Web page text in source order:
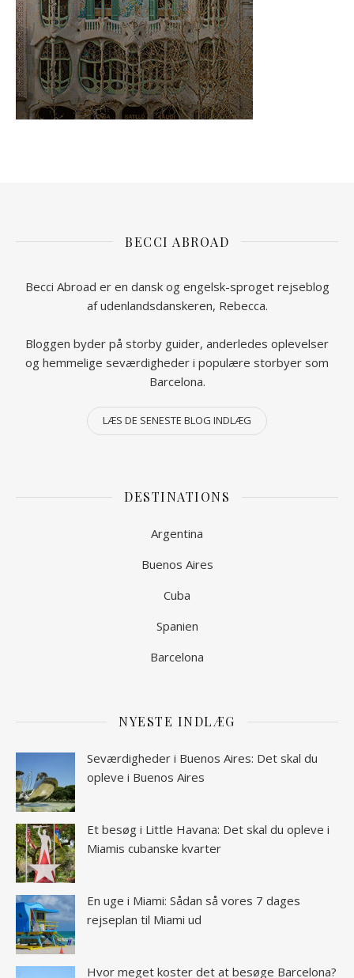
BECCI ABROAD
Becci Abroad er en dansk og engelsk-sproget rejseblog
af udenlandsdanskeren, Rebecca.
Bloggen byder på storby guider, anderledes oplevelser
og hemmelige seværdigheder i populære storbyer som
Barcelona.
LÆS DE SENESTE BLOG INDLÆG
DESTINATIONS
Argentina
Buenos Aires
Cuba
Spanien
Barcelona
NYESTE INDLÆG
Seværdigheder i Buenos Aires: Det skal du
opleve i Buenos Aires
Et besøg i Little Havana: Det skal du opleve i
Miamis cubanske kvarter
En uge i Miami: Sådan så vores 7 dages
rejseplan til Miami ud
Hvor meget koster det at besøge Barcelona?